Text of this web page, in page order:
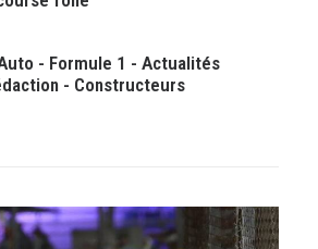
- Formule 1 - Actualités
- Constructeurs